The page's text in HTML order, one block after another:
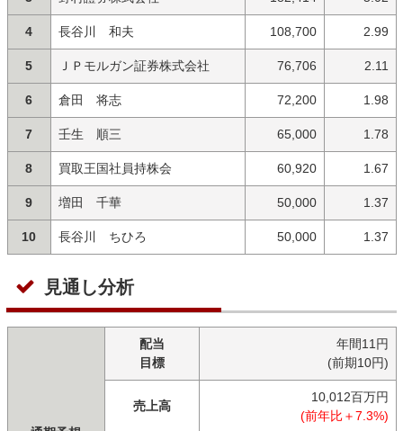
4 長谷川 和夫 108,700 2.99
5 ＪＰモルガン証券株式会社 76,706 2.11
6 倉田 将志 72,200 1.98
7 壬生 順三 65,000 1.78
8 買取王国社員持株会 60,920 1.67
9 増田 千華 50,000 1.37
10 長谷川 ちひろ 50,000 1.37
見通し分析
配当
目標
年間11円
(前期10円)
売上高
10,012百万円
(前年比＋7.3%)